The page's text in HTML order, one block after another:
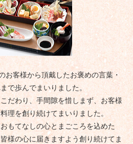
お客様から頂戴したお褒めの言葉・
で歩んでまいりました。
だわり、手間隙を惜しまず、お客様
理を創り続けてまいりました。
もてなしの心とまごころを込めた
様の心に届きますよう創り続けてま